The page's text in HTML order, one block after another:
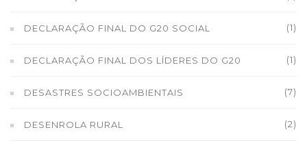
DECLARAÇÃO FINAL DO G20 SOCIAL (1)
DECLARAÇÃO FINAL DOS LÍDERES DO G20 (1)
DESASTRES SOCIOAMBIENTAIS (7)
DESENROLA RURAL (2)